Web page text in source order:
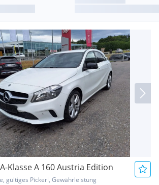
Klasse A 160 Austria Edition
gültiges Pickerl, Gewährleistung